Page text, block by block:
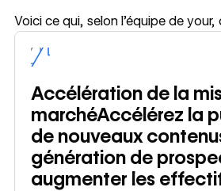
Voici ce qui, selon l’équipe de
Accélération de la
marchéAccélérez la
de nouveaux
génération de
augmenter les